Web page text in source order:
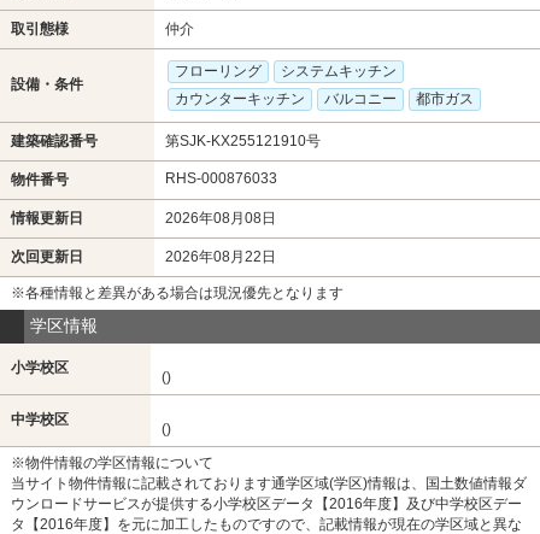
取引態様 仲介
設備・条件
フローリング
システムキッチン
カウンターキッチン
バルコニー 都市ガス
建築確認番号 第SJK-KX255121910号
物件番号 RHS-000876033
情報更新日 2026年08月08日
次回更新日 2026年08月22日
※各種情報と差異がある場合は現況優先となります
学区情報
小学校区
()
中学校区
()
※物件情報の学区情報について
当サイト物件情報に記載されております通学区域(学区)情報は、国土数値情報ダ
ウンロードサービスが提供する小学校区データ【2016年度】及び中学校区デー
タ【2016年度】を元に加工したものですので、記載情報が現在の学区域と異な